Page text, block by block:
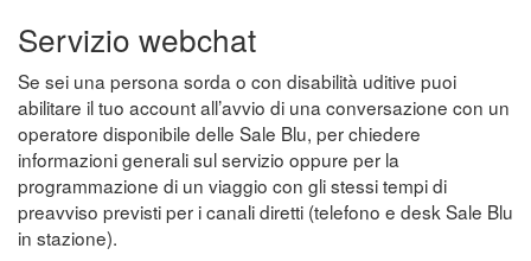
Servizio webchat
Se sei una persona sorda o con disabilità uditive puoi
abilitare il tuo account all’avvio di una conversazione con un
operatore disponibile delle Sale Blu, per chiedere
informazioni generali sul servizio oppure per la
programmazione di un viaggio con gli stessi tempi di
preavviso previsti per i canali diretti (telefono e desk Sale Blu
in stazione).